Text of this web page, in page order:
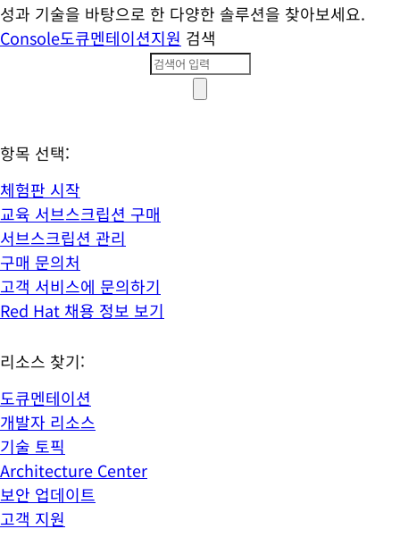
성과 기술을 바탕으로 한 다양한 솔루션을 찾아보세요.
Console도큐멘테이션지원 검색
항목 선택:
체험판 시작
교육 서브스크립션 구매
서브스크립션 관리
구매 문의처
고객 서비스에 문의하기
Red Hat 채용 정보 보기
리소스 찾기:
도큐멘테이션
개발자 리소스
기술 토픽
Architecture Center
보안 업데이트
고객 지원